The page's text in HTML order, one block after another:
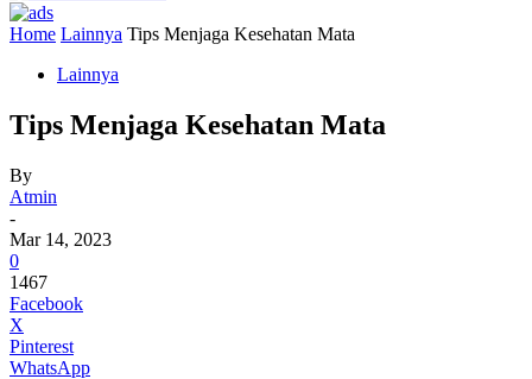
Home Lainnya Tips Menjaga Kesehatan Mata
Lainnya
Tips Menjaga Kesehatan Mata
By
Atmin
-
Mar 14, 2023
0
1467
Facebook
X
Pinterest
WhatsApp